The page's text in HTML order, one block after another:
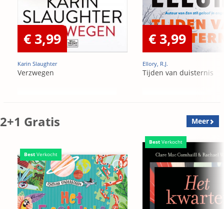
€ 3,99
Karin Slaughter
Verzwegen
€ 3,99
Ellory, R.J.
Tijden van duisternis
2+1 Gratis Meer
Best Verkocht
Best Verkocht